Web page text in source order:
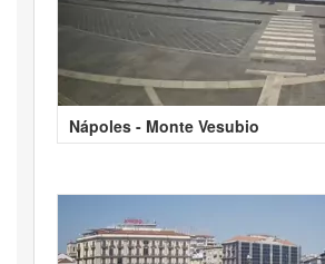
Nápoles - Monte Vesubio